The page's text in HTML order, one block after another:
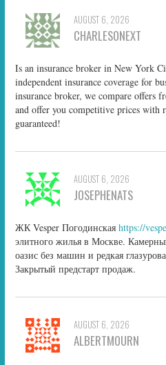
AUGUST 6, 2026
CHARLESONEXT
Is an insurance broker in New York
independent insurance coverage for
insurance broker, we compare offers
and offer you competitive prices with
guaranteed!
AUGUST 6, 2026
JOSEPHENATS
ЖК Vesper Погодинскаяhttps://
элитного жилья в Москве.
оазис без машин и редкая
Закрытый предстарт продаж.
AUGUST 6, 2026
ALBERTMOURN